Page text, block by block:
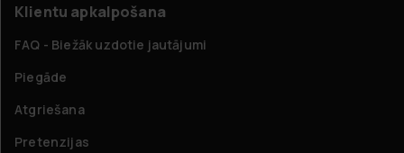
Klientu apkalpošana
FAQ - Biežāk uzdotie jautājumi
Piegāde
Atgriešana
Pretenzijas